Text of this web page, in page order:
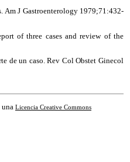
Am J Gastroenterology 1979;71:432-
of three cases and review of the
de un caso. Rev Col Obstet Ginecol
Licencia Creative Commons